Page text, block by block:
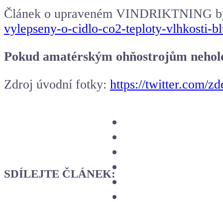
Článek o upraveném VINDRIKTNING
vylepseny-o-cidlo-co2-teploty-vlhkosti-
Pokud amatérským ohňostrojům
Zdroj úvodní fotky: https://twitter.com/
SDÍLEJTE ČLÁNEK: